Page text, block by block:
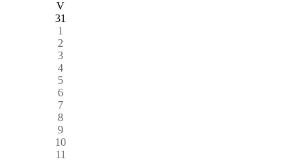
V
31
1
2
3
4
5
6
7
8
9
10
11